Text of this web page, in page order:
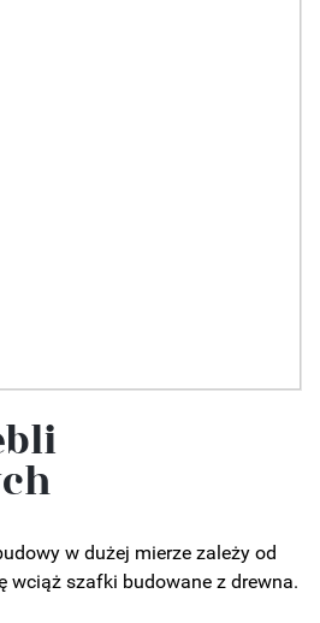
w dużej mierze zależy od
wciąż szafki budowane z drewna.